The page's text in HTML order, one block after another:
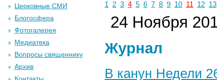
1
2 3 4 5 6 7 8 9 10 11 12 13
24 Ноября
Журнал
В канун Недели
Церковные СМИ
Блогосфера
Фотогалерея
Медиатека
Вопросы священнику
Архив